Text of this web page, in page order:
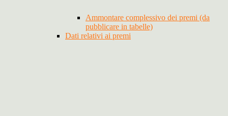
Ammontare complessivo dei premi (da
pubblicare in tabelle)
Dati relativi ai premi